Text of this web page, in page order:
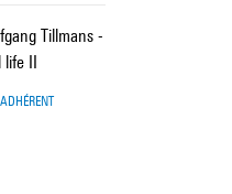
Tillmans -
life II
ADHÉRENT